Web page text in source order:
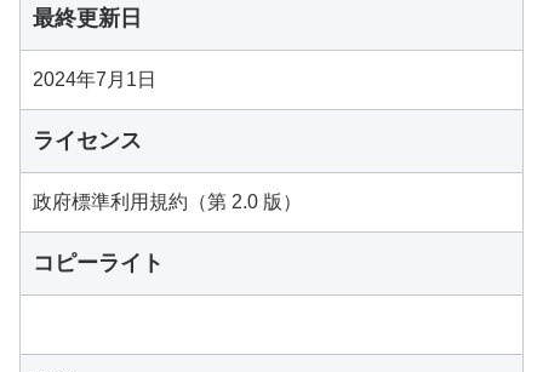
最終更新日
2024年7月1日
ライセンス
政府標準利用規約（第 2.0 版）
コピーライト